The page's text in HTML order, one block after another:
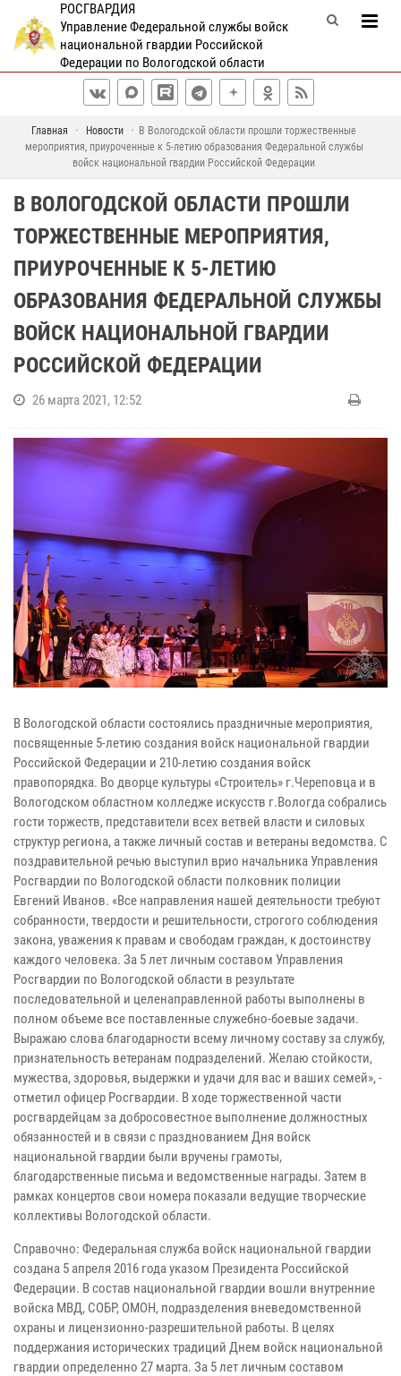
РОСГВАРДИЯ
Управление Федеральной службы войск
национальной гвардии Российской
Федерации по Вологодской области
Главная Новости
В Вологодской области прошли торжественные
мероприятия, приуроченные к 5-летию образования Федеральной службы
войск национальной гвардии Российской Федерации
В ВОЛОГОДСКОЙ ОБЛАСТИ ПРОШЛИ
ТОРЖЕСТВЕННЫЕ МЕРОПРИЯТИЯ,
ПРИУРОЧЕННЫЕ К 5-ЛЕТИЮ
ОБРАЗОВАНИЯ ФЕДЕРАЛЬНОЙ СЛУЖБЫ
ВОЙСК НАЦИОНАЛЬНОЙ ГВАРДИИ
РОССИЙСКОЙ ФЕДЕРАЦИИ
26 марта 2021, 12:52
В Вологодской области состоялись праздничные мероприятия,
посвященные 5-летию создания войск национальной гвардии
Российской Федерации и 210-летию создания войск
правопорядка. Во дворце культуры «Строитель» г.Череповца и в
Вологодском областном колледже искусств г.Вологда собрались
гости торжеств, представители всех ветвей власти и силовых
структур региона, а также личный состав и ветераны ведомства. С
поздравительной речью выступил врио начальника Управления
Росгвардии по Вологодской области полковник полиции
Евгений Иванов. «Все направления нашей деятельности требуют
собранности, твердости и решительности, строгого соблюдения
закона, уважения к правам и свободам граждан, к достоинству
каждого человека. За 5 лет личным составом Управления
Росгвардии по Вологодской области в результате
последовательной и целенаправленной работы выполнены в
полном объеме все поставленные служебно-боевые задачи.
Выражаю слова благодарности всему личному составу за службу,
признательность ветеранам подразделений. Желаю стойкости,
мужества, здоровья, выдержки и удачи для вас и ваших семей», -
отметил офицер Росгвардии. В ходе торжественной части
росгвардейцам за добросовестное выполнение должностных
обязанностей и в связи с празднованием Дня войск
национальной гвардии были вручены грамоты,
благодарственные письма и ведомственные награды. Затем в
рамках концертов свои номера показали ведущие творческие
коллективы Вологодской области.
Справочно: Федеральная служба войск национальной гвардии
создана 5 апреля 2016 года указом Президента Российской
Федерации. В состав национальной гвардии вошли внутренние
войска МВД, СОБР, ОМОН, подразделения вневедомственной
охраны и лицензионно-разрешительной работы. В целях
поддержания исторических традиций Днем войск национальной
гвардии определенно 27 марта. За 5 лет личным составом